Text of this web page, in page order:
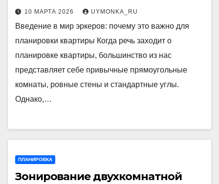
10 МАРТА 2026 UYMONKA_RU
Введение в мир эркеров: почему это важно для
планировки квартиры Когда речь заходит о
планировке квартиры, большинство из нас
представляет себе привычные прямоугольные
комнаты, ровные стены и стандартные углы.
Однако,…
ПЛАНИРОВКА
Зонирование двухкомнатной